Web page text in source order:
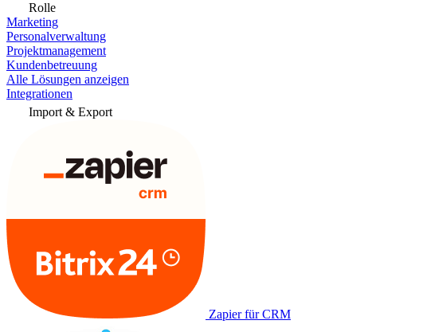
Rolle
Marketing
Personalverwaltung
Projektmanagement
Kundenbetreuung
Alle Lösungen anzeigen
Integrationen
Import & Export
Zapier für CRM